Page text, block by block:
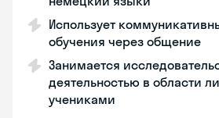
Использует
обучения через общение
Занимается
деятельностью в области
учениками